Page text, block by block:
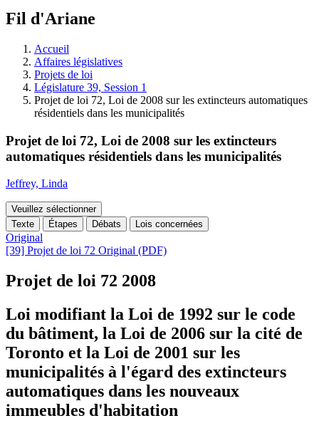
à
législative.
Fil d'Ariane
Accueil
Affaires législatives
Projets de loi
Législature 39, Session 1
Projet de loi 72, Loi de 2008 sur les extincteurs automatiques
résidentiels dans les municipalités
Projet de loi 72, Loi de 2008 sur les extincteurs
automatiques résidentiels dans les municipalités
Jeffrey, Linda
Veuillez sélectionner
Texte
Étapes Débats Lois concernées
Original
[39] Projet de loi 72 Original (PDF)
Projet de loi 72 2008
Loi modifiant la Loi de 1992 sur le code
du bâtiment, la Loi de 2006 sur la cité de
Toronto et la Loi de 2001 sur les
municipalités à l'égard des extincteurs
automatiques dans les nouveaux
immeubles d'habitation